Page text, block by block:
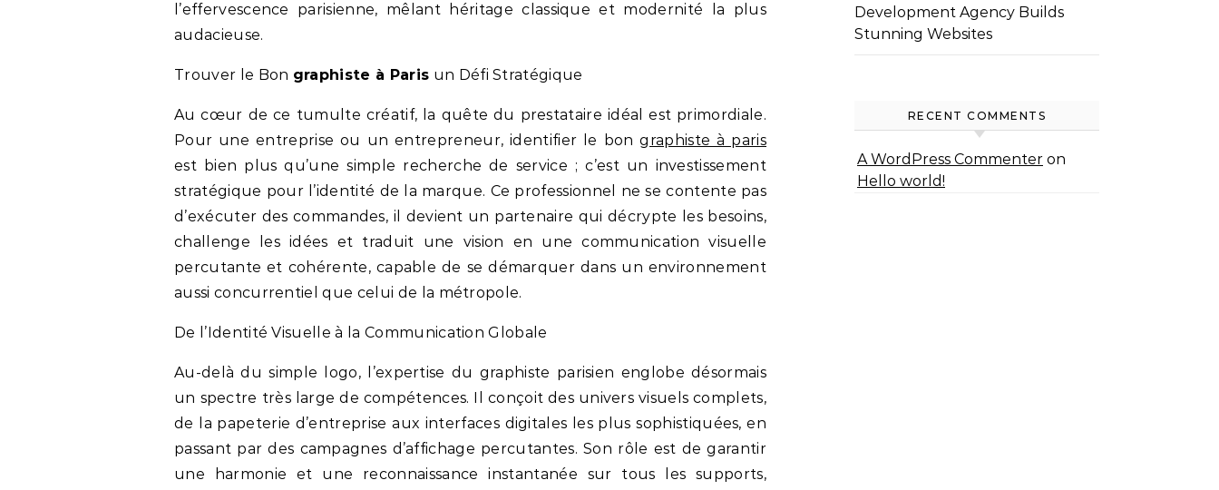
l’effervescence parisienne, mêlant héritage classique et modernité la plus
audacieuse.
Trouver le Bon graphiste à Paris un Défi Stratégique
Au cœur de ce tumulte créatif, la quête du prestataire idéal est primordiale.
Pour une entreprise ou un entrepreneur, identifier le bongraphiste à paris
est bien plus qu’une simple recherche de service ; c’est un investissement
stratégique pour l’identité de la marque. Ce professionnel ne se contente pas
d’exécuter des commandes, il devient un partenaire qui décrypte les besoins,
challenge les idées et traduit une vision en une communication visuelle
percutante et cohérente, capable de se démarquer dans un environnement
aussi concurrentiel que celui de la métropole.
De l’Identité Visuelle à la Communication Globale
Au-delà du simple logo, l’expertise du graphiste parisien englobe désormais
un spectre très large de compétences. Il conçoit des univers visuels complets,
de la papeterie d’entreprise aux interfaces digitales les plus sophistiquées, en
passant par des campagnes d’affichage percutantes. Son rôle est de garantir
une harmonie et une reconnaissance instantanée sur tous les supports,
Development Agency Builds
Stunning Websites
RECENT COMMENTS
A WordPress Commenter on
Hello world!